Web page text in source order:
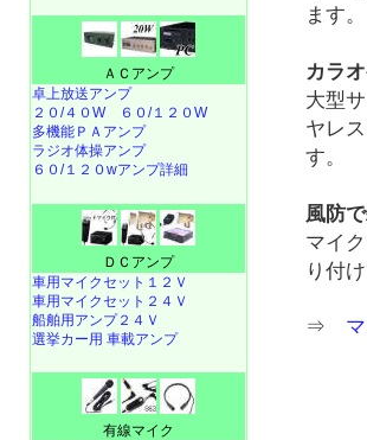
ます。
カラ
大型
ヤレ
す。
風防
マイ
り付
⇒
ＡＣアンプ
卓上放送アンプ
２０/４０W
６０/１２０W
多機能ＰＡアンプ
ラジオ体操アンプ
６０/１２０wアンプ詳細
ＤＣアンプ
車用マイクセット１２Ｖ
車用マイクセット２４Ｖ
船舶用アンプ２４Ｖ
選挙カー用 車載アンプ
有線マイク